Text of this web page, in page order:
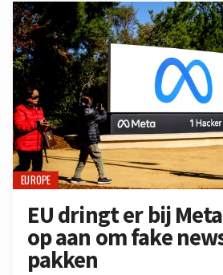
EUROPE
EU dringt er bij
op aan om fake
pakken